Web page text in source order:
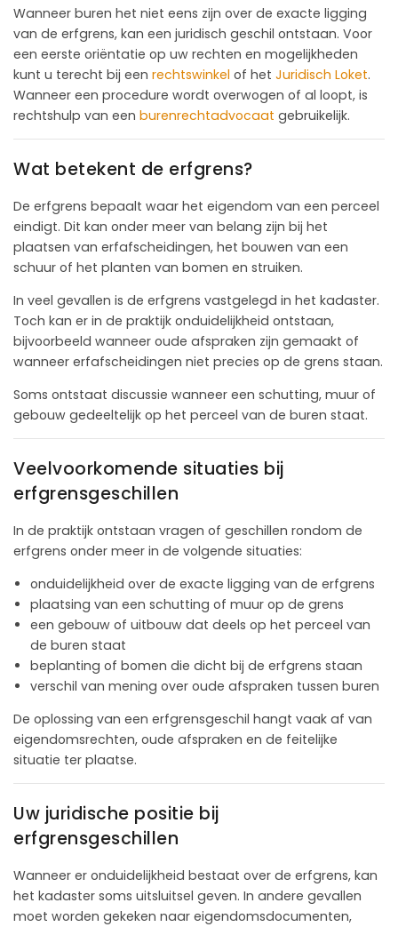
Wanneer buren het niet eens zijn over de exacte ligging
van de erfgrens, kan een juridisch geschil ontstaan. Voor
een eerste oriëntatie op uw rechten en mogelijkheden
kunt u terecht bij een rechtswinkel of het Juridisch Loket.
Wanneer een procedure wordt overwogen of al loopt, is
rechtshulp van een burenrechtadvocaat gebruikelijk.
Wat betekent de erfgrens?
De erfgrens bepaalt waar het eigendom van een perceel
eindigt. Dit kan onder meer van belang zijn bij het
plaatsen van erfafscheidingen, het bouwen van een
schuur of het planten van bomen en struiken.
In veel gevallen is de erfgrens vastgelegd in het kadaster.
Toch kan er in de praktijk onduidelijkheid ontstaan,
bijvoorbeeld wanneer oude afspraken zijn gemaakt of
wanneer erfafscheidingen niet precies op de grens staan.
Soms ontstaat discussie wanneer een schutting, muur of
gebouw gedeeltelijk op het perceel van de buren staat.
Veelvoorkomende situaties bij
erfgrensgeschillen
In de praktijk ontstaan vragen of geschillen rondom de
erfgrens onder meer in de volgende situaties:
onduidelijkheid over de exacte ligging van de erfgrens
plaatsing van een schutting of muur op de grens
een gebouw of uitbouw dat deels op het perceel van
de buren staat
beplanting of bomen die dicht bij de erfgrens staan
verschil van mening over oude afspraken tussen buren
De oplossing van een erfgrensgeschil hangt vaak af van
eigendomsrechten, oude afspraken en de feitelijke
situatie ter plaatse.
Uw juridische positie bij
erfgrensgeschillen
Wanneer er onduidelijkheid bestaat over de erfgrens, kan
het kadaster soms uitsluitsel geven. In andere gevallen
moet worden gekeken naar eigendomsdocumenten,